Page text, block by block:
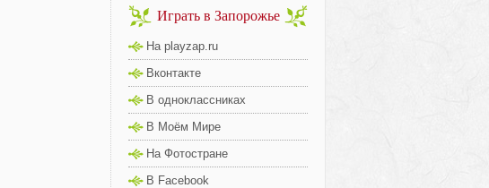
Играть в Запорожье
На playzap.ru
Вконтакте
В одноклассниках
В Моём Мире
На Фотостране
В Facebook